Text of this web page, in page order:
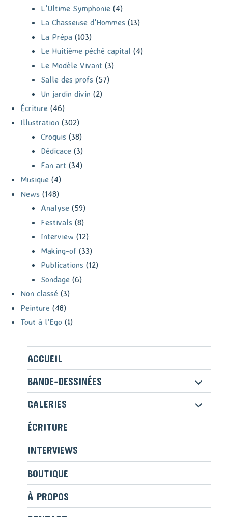
L'Ultime Symphonie (4)
La Chasseuse d'Hommes (13)
La Prépa (103)
Le Huitième péché capital (4)
Le Modèle Vivant (3)
Salle des profs (57)
Un jardin divin (2)
Écriture (46)
Illustration (302)
Croquis (38)
Dédicace (3)
Fan art (34)
Musique (4)
News (148)
Analyse (59)
Festivals (8)
Interview (12)
Making-of (33)
Publications (12)
Sondage (6)
Non classé (3)
Peinture (48)
Tout à l'Ego (1)
ACCUEIL
BANDE-DESSINÉES
ouvrir
le
sous-
menu
GALERIES ouvrir
le
ÉCRITURE
INTERVIEWS
BOUTIQUE
À PROPOS